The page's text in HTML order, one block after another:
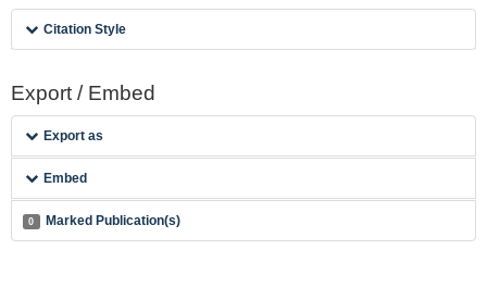
Citation Style
Export / Embed
Export as
Embed
0 Marked Publication(s)